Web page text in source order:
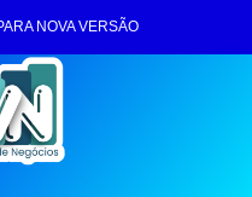
NOVA VERSÃO